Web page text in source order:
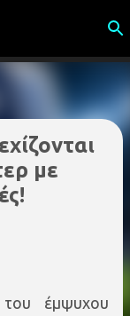
με
του έμψυχου